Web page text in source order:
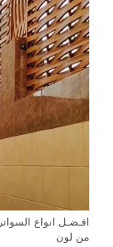
افـضـل انواع
من لون